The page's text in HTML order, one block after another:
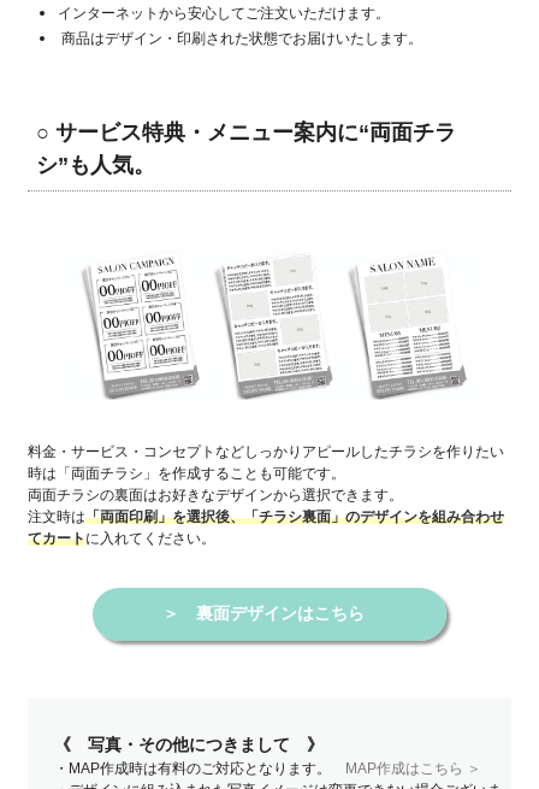
インターネットから安心してご注文いただけます。
商品はデザイン・印刷された状態でお届けいたします。
○ サービス特典・メニュー案内に“両面チラ
シ”も人気。
料金・サービス・コンセプトなどしっかりアピールしたチラシを作りたい
時は「両面チラシ」を作成することも可能です。
両面チラシの裏面はお好きなデザインから選択できます。
注文時は「両面印刷」を選択後、「チラシ裏面」のデザインを組み合わせ
てカートに入れてください。
＞ 裏面デザインはこちら
《 写真・その他につきまして 》
・MAP作成時は有料のご対応となります。
MAP作成はこちら ＞